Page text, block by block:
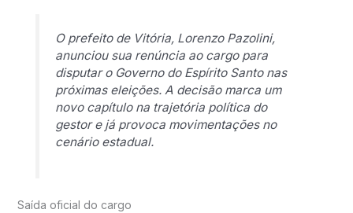
O prefeito de Vitória, Lorenzo Pazolini,
anunciou sua renúncia ao cargo para
disputar o Governo do Espírito Santo nas
próximas eleições. A decisão marca um
novo capítulo na trajetória política do
gestor e já provoca movimentações no
cenário estadual.
Saída oficial do cargo